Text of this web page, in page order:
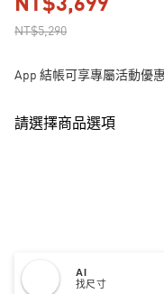
NT$5,290
NT$3,699
App 結帳可享專屬活動優
請選擇商品選項
AI
找尺寸